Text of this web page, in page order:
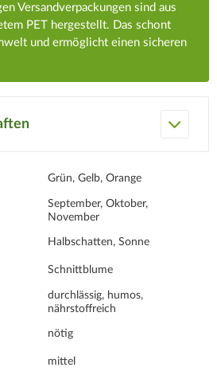
Versandverpackungen sind aus
PET hergestellt. Das schont
und ermöglicht einen sicheren
Grün, Gelb, Orange
September, Oktober,
November
Halbschatten, Sonne
Schnittblume
durchlässig, humos,
nährstoffreich
nötig
mittel